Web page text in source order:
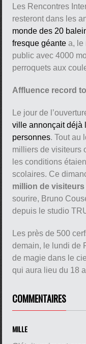
Les Rencontres
resteront dans les
monde des 20
fresque géante a, le
public avec 4000
perroquets aux
Affluence record
Le jour de
ville annonçait déjà
personnes. Tout au
milliers de visiteurs
les conditions
scolaires. Ce
million de visiteurs
sourire, Bruno
depuis le studio
Les près de 500
demain, le lundi de
de magie dans le
qui aura lieu du 18
COMMENTAIRES
MILLE